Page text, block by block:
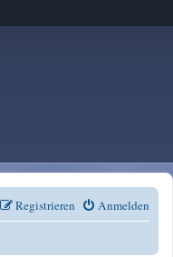
Anmelden
Registrieren